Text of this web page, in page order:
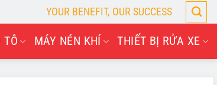
YOUR BENEFIT, OUR SUCCESS
TÔ MÁY NÉN KHÍ THIẾT BỊ RỬA XE